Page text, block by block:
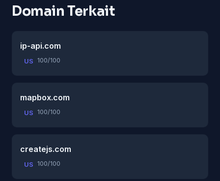
Domain Terkait
ip-api.com
US 100/100
mapbox.com
US 100/100
createjs.com
US 100/100